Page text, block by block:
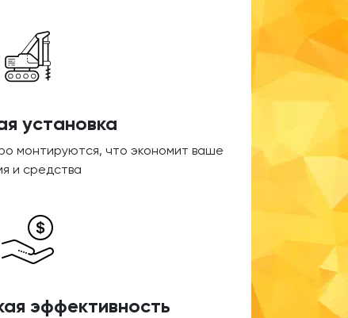
установка
монтируются, что экономит ваше
и средства
эффективность